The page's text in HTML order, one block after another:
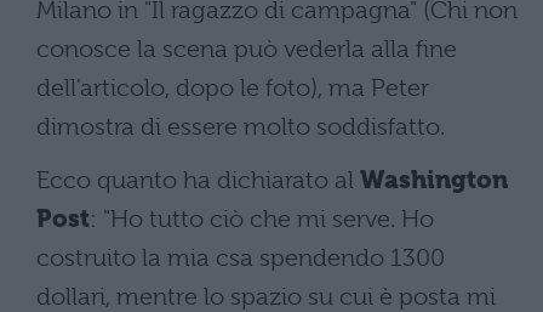
Milano in "Il ragazzo di campagna" (Chi non
conosce la scena può vederla alla fine
dell'articolo, dopo le foto), ma Peter
dimostra di essere molto soddisfatto.
Ecco quanto ha dichiarato al Washington
Post: "Ho tutto ciò che mi serve. Ho
costruito la mia csa spendendo 1300
dollari, mentre lo spazio su cui è posta mi